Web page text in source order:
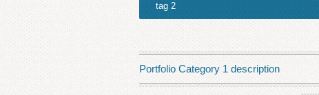
tag 2
Portfolio Category 1 description